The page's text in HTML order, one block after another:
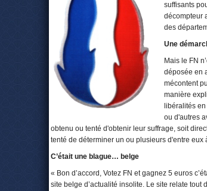
suffisants
décompteur
des
Une
Mais le FN
déposée en
mécontent
manière
libéralités
ou d'autres
obtenu ou tenté d'obtenir leur suffrage, soit
tenté de déterminer un ou plusieurs d'entre
C’était une blague… belge
« Bon d’accord, Votez FN et gagnez 5 euros
site belge d’actualité insolite. Le site relate tout